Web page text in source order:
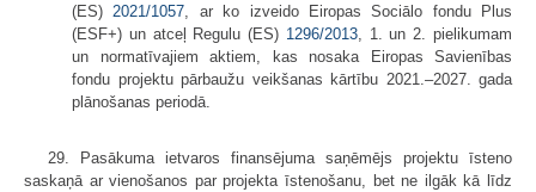
(ES) 2021/1057 , ar ko izveido Eiropas Sociālo fondu Plus
(ESF+) un atceļ Regulu (ES) 1296/2013, 1. un 2. pielikumam
un normatīvajiem aktiem, kas nosaka Eiropas Savienības
fondu projektu pārbaužu veikšanas kārtību 2021.–2027. gada
plānošanas periodā.
29. Pasākuma ietvaros finansējuma saņēmējs projektu īsteno
saskaņā ar vienošanos par projekta īstenošanu, bet ne ilgāk kā līdz